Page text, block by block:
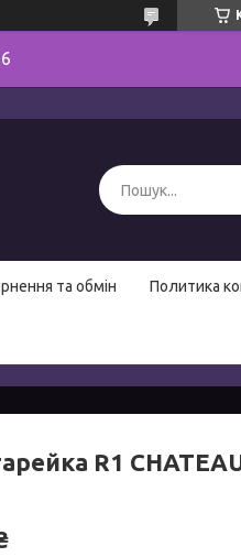
та обмін Политика
R1